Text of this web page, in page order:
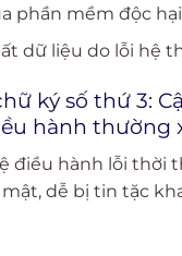
phần mềm độc
dữ liệu do lỗi hệ
ký số thứ 3:
hành thường
điều hành lỗi thời
dễ bị tin tặc